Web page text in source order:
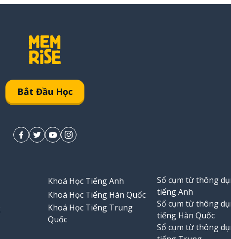
Bắt Đầu Học
Khoá Học Tiếng Anh
Khoá Học Tiếng Hàn Quốc
Khoá Học Tiếng Trung
Quốc
Sổ cụm từ thông
tiếng Anh
Sổ cụm từ thông
tiếng Hàn Quốc
Sổ cụm từ thông